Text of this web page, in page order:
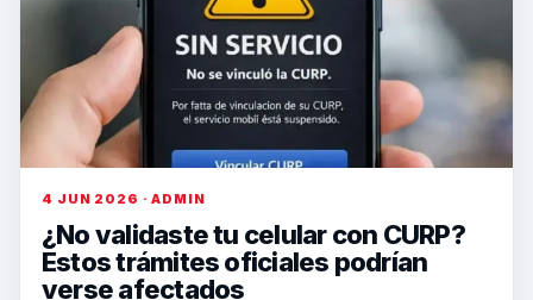
4 JUN 2026 · ADMIN
¿No validaste tu celular con CURP?
Estos trámites oficiales podrían
verse afectados